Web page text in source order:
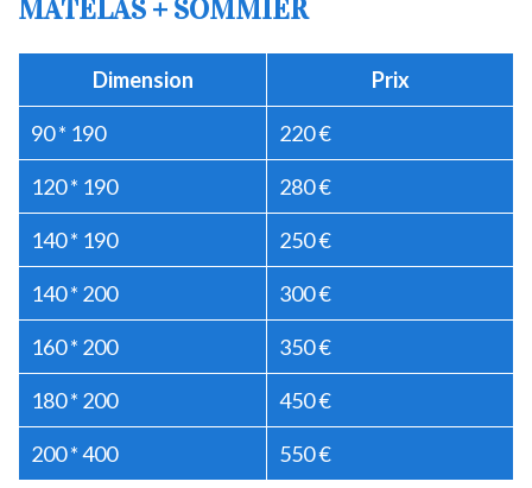
MATELAS + SOMMIER
Dimension Prix
90 * 190 220 €
120 * 190 280 €
140 * 190 250 €
140 * 200 300 €
160 * 200 350 €
180 * 200 450 €
200 * 400 550 €